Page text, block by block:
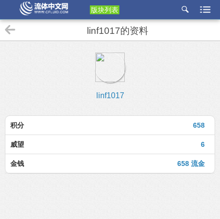
版块列表
etu
linf1017的资料
linf1017
658
积分
6
威望
658 流金
金钱